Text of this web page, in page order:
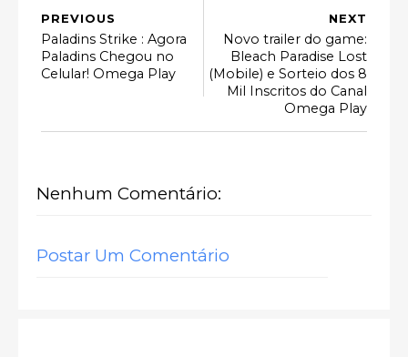
NEXT
Novo trailer do game:
Bleach Paradise Lost
(Mobile) e Sorteio dos 8
Mil Inscritos do Canal
Omega Play
PREVIOUS
Paladins Strike : Agora
Paladins Chegou no
Celular! Omega Play
Nenhum Comentário:
Postar Um Comentário